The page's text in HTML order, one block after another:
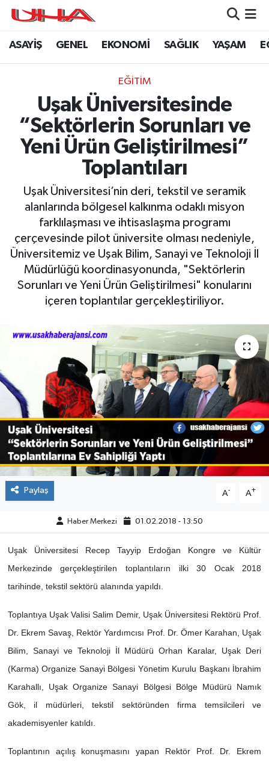
ASAYİŞ GENEL EKONOMİ SAĞLIK YAŞAM
EĞİTİM
Uşak Üniversitesinde
“Sektörlerin Sorunları ve
Yeni Ürün Geliştirilmesi”
Toplantıları
Uşak Üniversitesi’nin deri, tekstil ve seramik
alanlarında bölgesel kalkınma odaklı misyon
farklılaşması ve ihtisaslaşma programı
çerçevesinde pilot üniversite olması nedeniyle,
Üniversitemiz ve Uşak Bilim, Sanayi ve Teknoloji İl
Müdürlüğü koordinasyonunda, "Sektörlerin
Sorunları ve Yeni Ürün Geliştirilmesi" konularını
içeren toplantılar gerçekleştiriliyor.
Paylaş A- A+
Haber Merkezi 01.02.2018 - 13:50
Uşak Üniversitesi Recep Tayyip Erdoğan Kongre ve Kültür
Merkezinde gerçekleştirilen toplantıların ilki 30 Ocak 2018
tarihinde, tekstil sektörü alanında yapıldı.
Toplantıya Uşak Valisi Salim Demir, Uşak Üniversitesi Rektörü Prof.
Dr. Ekrem Savaş, Rektör Yardımcısı Prof. Dr. Ömer Karahan, Uşak
Bilim, Sanayi ve Teknoloji İl Müdürü Orhan Karalar, Uşak Deri
(Karma) Organize Sanayi Bölgesi Yönetim Kurulu Başkanı İbrahim
Karahallı, Uşak Organize Sanayi Bölgesi Bölge Müdürü Namık
Gök, il müdürleri, tekstil sektöründen firma temsilcileri ve
akademisyenler katıldı.
Toplantının açılış konuşmasını yapan Rektör Prof. Dr. Ekrem
ASAYİŞ
GENEL
YAŞAM
LEZETLERİMİZ
EKONOMİ
EĞİTİM
ÇEVRE
HABERDE İNSAN
BİLİM VE TEKNOLOJİ
KAMPANYALAR
KÜLTÜR-SANAT
Magazin
POLİTİKA
SİYASET
TEKNOLOJİ
Yerel
Nöbetçi Eczaneler
Namaz Vakitleri
Trafik Durumu
Puan Durumu ve Fikstür
Tüm Manşetler
Son Dakika Haberleri
Haber Arşivi